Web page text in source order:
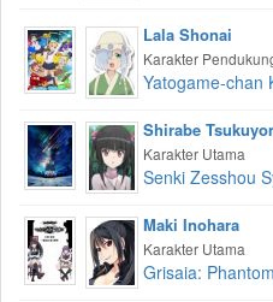
Lala Shonai
Karakter
Yatogame-chan
Shirabe
Karakter Utama
Senki Zesshou
Maki Inohara
Karakter Utama
Grisaia: